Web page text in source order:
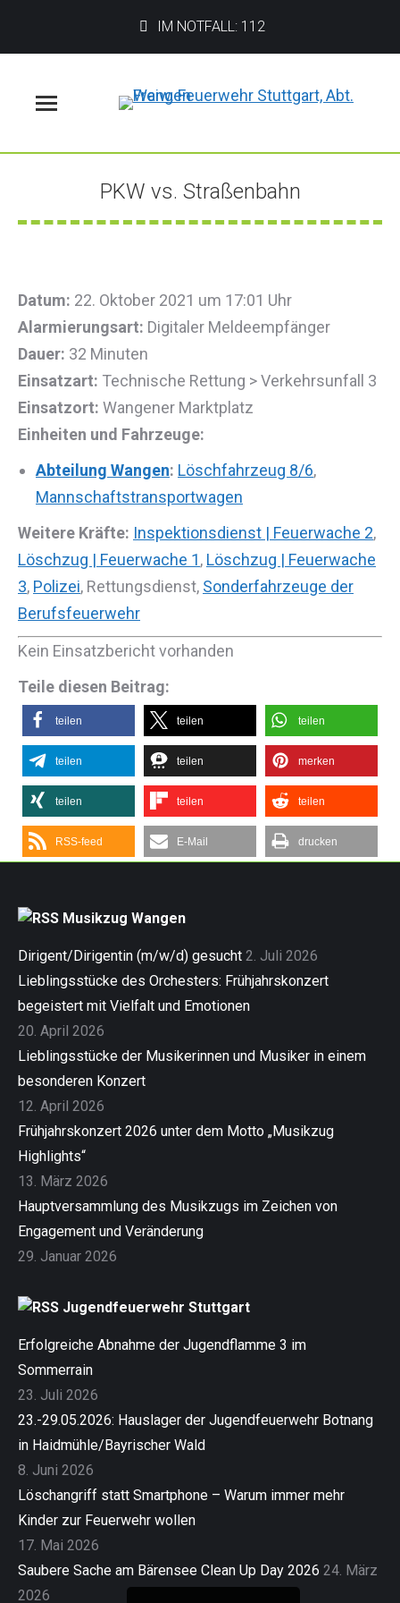
IM NOTFALL: 112
PKW vs. Straßenbahn
Sie befinden sich hier:
Datum: 22. Oktober 2021 um 17:01 Uhr
Alarmierungsart: Digitaler Meldeempfänger
Dauer: 32 Minuten
Einsatzart: Technische Rettung > Verkehrsunfall 3
Einsatzort: Wangener Marktplatz
Einheiten und Fahrzeuge:
Abteilung Wangen: Löschfahrzeug 8/6,
Mannschaftstransportwagen
Weitere Kräfte: Inspektionsdienst | Feuerwache 2,
Löschzug | Feuerwache 1, Löschzug | Feuerwache
3, Polizei, Rettungsdienst, Sonderfahrzeuge der
Berufsfeuerwehr
Kein Einsatzbericht vorhanden
Teile diesen Beitrag:
teilen teilen teilen
teilen teilen merken
teilen teilen teilen
RSS-feed E-Mail drucken
Musikzug Wangen
Dirigent/Dirigentin (m/w/d) gesucht 2. Juli 2026
Lieblingsstücke des Orchesters: Frühjahrskonzert
begeistert mit Vielfalt und Emotionen
20. April 2026
Lieblingsstücke der Musikerinnen und Musiker in einem
besonderen Konzert
12. April 2026
Frühjahrskonzert 2026 unter dem Motto „Musikzug
Highlights“
13. März 2026
Hauptversammlung des Musikzugs im Zeichen von
Engagement und Veränderung
29. Januar 2026
Jugendfeuerwehr Stuttgart
Erfolgreiche Abnahme der Jugendflamme 3 im
Sommerrain
23. Juli 2026
23.-29.05.2026: Hauslager der Jugendfeuerwehr Botnang
in Haidmühle/Bayrischer Wald
8. Juni 2026
Löschangriff statt Smartphone – Warum immer mehr
Kinder zur Feuerwehr wollen
17. Mai 2026
Saubere Sache am Bärensee Clean Up Day 2026 24. März
2026